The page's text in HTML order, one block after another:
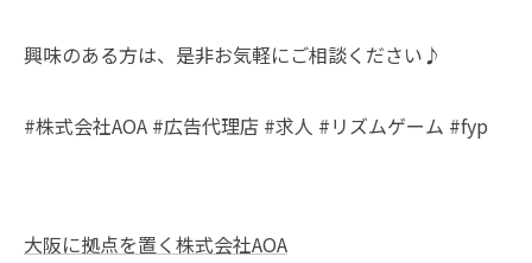
興味のある方は、是非お気軽にご相談ください♪
#株式会社AOA #広告代理店 #求人 #リズムゲーム #fyp
大阪に拠点を置く株式会社AOA